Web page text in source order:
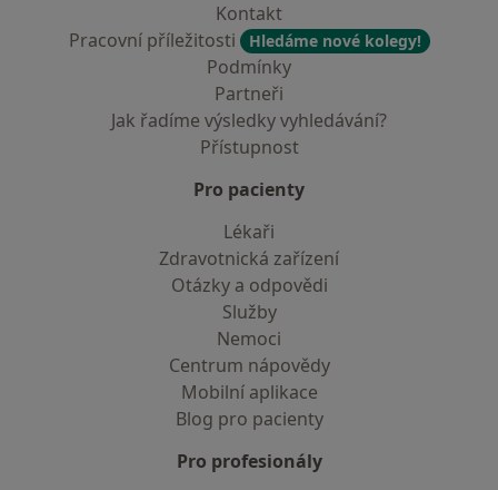
Kontakt
Pracovní příležitosti
Hledáme nové kolegy!
Podmínky
Partneři
Jak řadíme výsledky vyhledávání?
Přístupnost
Pro pacienty
Lékaři
Zdravotnická zařízení
Otázky a odpovědi
Služby
Nemoci
Centrum nápovědy
Mobilní aplikace
Blog pro pacienty
Pro profesionály